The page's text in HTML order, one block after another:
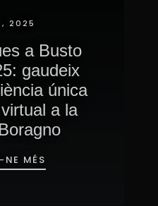
2025
a Busto
gaudeix
única
a la
NE MÉS